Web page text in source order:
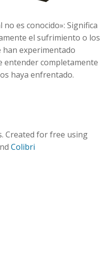
no es conocido»: Significa
el sufrimiento o los
han experimentado
entender completamente
haya enfrentado.
Created for free using
Colibri